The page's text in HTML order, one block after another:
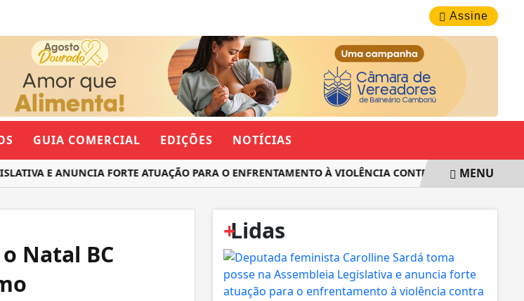
Assine
GUIA COMERCIAL EDIÇÕES NOTÍCIAS
E ANUNCIA FORTE ATUAÇÃO PARA O ENFRENTAMENTO À VIOLÊNCIA CONTRA AS MULHERES
MENU
Natal BC
+
Lidas